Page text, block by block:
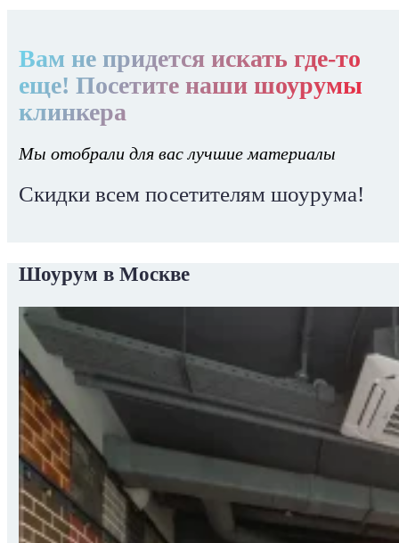
Вам не придется искать где-то
еще! Посетите наши шоурумы
клинкера
Мы отобрали для вас лучшие материалы
Скидки всем посетителям шоурума!
Шоурум в Москве